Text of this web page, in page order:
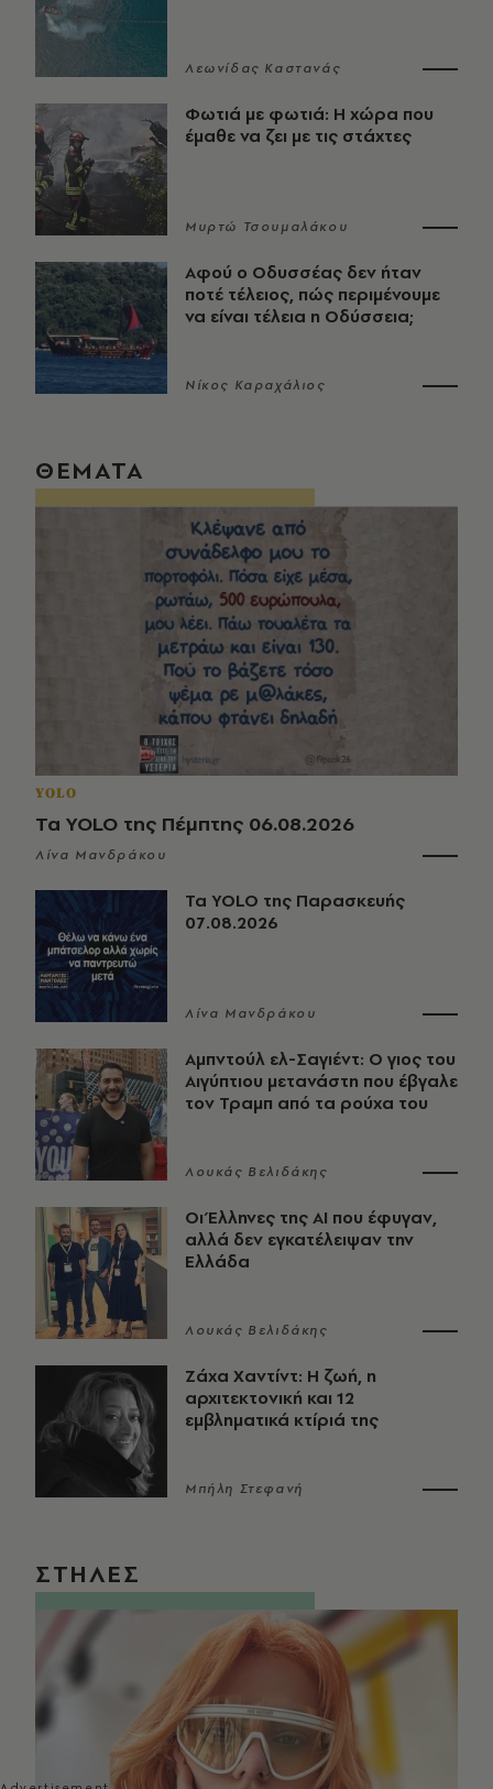
Λεωνίδας Καστανάς
Φωτιά με φωτιά: Η χώρα που
έμαθε να ζει με τις στάχτες
Μυρτώ Τσουμαλάκου
Αφού ο Οδυσσέας δεν ήταν
ποτέ τέλειος, πώς περιμένουμε
να είναι τέλεια η Οδύσσεια;
Νίκος Καραχάλιος
ΘΕΜΑΤΑ
YOLO
Τα YOLO της Πέμπτης 06.08.2026
Λίνα Μανδράκου
Τα YOLO της Παρασκευής
07.08.2026
Λίνα Μανδράκου
Αμπντούλ ελ-Σαγιέντ: Ο γιος του
Αιγύπτιου μετανάστη που έβγαλε
τον Τραμπ από τα ρούχα του
Λουκάς Βελιδάκης
Οι Έλληνες της ΑΙ που έφυγαν,
αλλά δεν εγκατέλειψαν την
Ελλάδα
Λουκάς Βελιδάκης
Ζάχα Χαντίντ: Η ζωή, η
αρχιτεκτονική και 12
εμβληματικά κτίριά της
Μπήλη Στεφανή
ΣΤΗΛΕΣ